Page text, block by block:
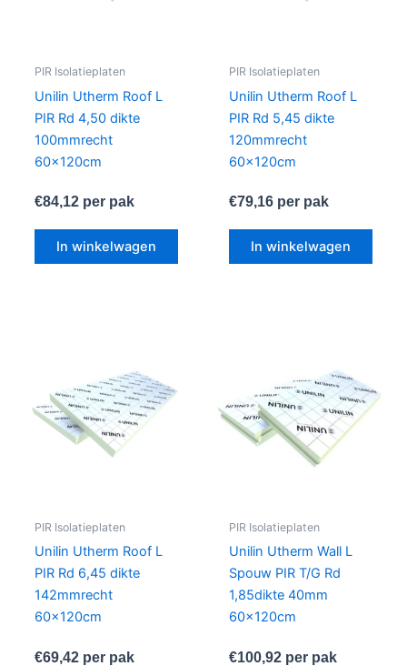
PIR Isolatieplaten
Unilin Utherm Roof L
PIR Rd 4,50 dikte
100mmrecht
60x120cm
€84,12per pak
In winkelwagen
PIR Isolatieplaten
Unilin Utherm Roof L
PIR Rd 5,45 dikte
120mmrecht
60x120cm
€79,16per pak
In winkelwagen
PIR Isolatieplaten
Unilin Utherm Roof L
PIR Rd 6,45 dikte
142mmrecht
60x120cm
€69,42 per pak
PIR Isolatieplaten
Unilin Utherm Wall L
Spouw PIR T/G Rd
1,85dikte 40mm
60x120cm
€100,92 per pak